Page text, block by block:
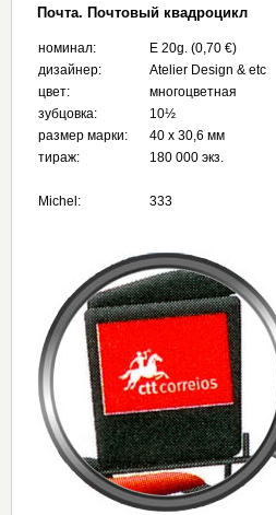
Почта. Почтовый квадроцикл
номинал:
E 20g. (0,70 €)
дизайнер:
Atelier Design & etc
цвет:
многоцветная
зубцовка:
10½
размер марки:
40 x 30,6 мм
тираж:
180 000 экз.
Michel: 333